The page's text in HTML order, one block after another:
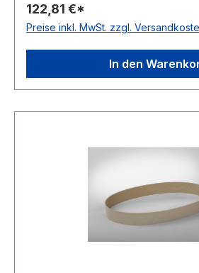
nach ISO 1813 Norm DIN 7867
Neoprene Zugstrang Polyester
122,81 €*
Preise inkl. MwSt. zzgl.
In den